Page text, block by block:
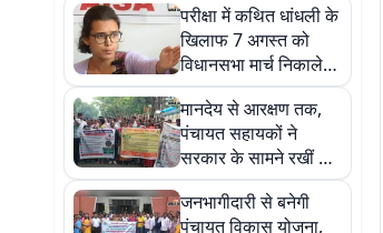
कर रहे हैं विरोध
परीक्षा में कथित धांधली के
खिलाफ 7 अगस्त को
विधानसभा मार्च निकालेगी
आईसा, आंदोलन में शामिल
होंगी नेहा बोरा
मानदेय से आरक्षण तक,
पंचायत सहायकों ने
सरकार के सामने रखीं 8
बड़ी मांगें
जनभागीदारी से बनेगी
पंचायत विकास योजना,